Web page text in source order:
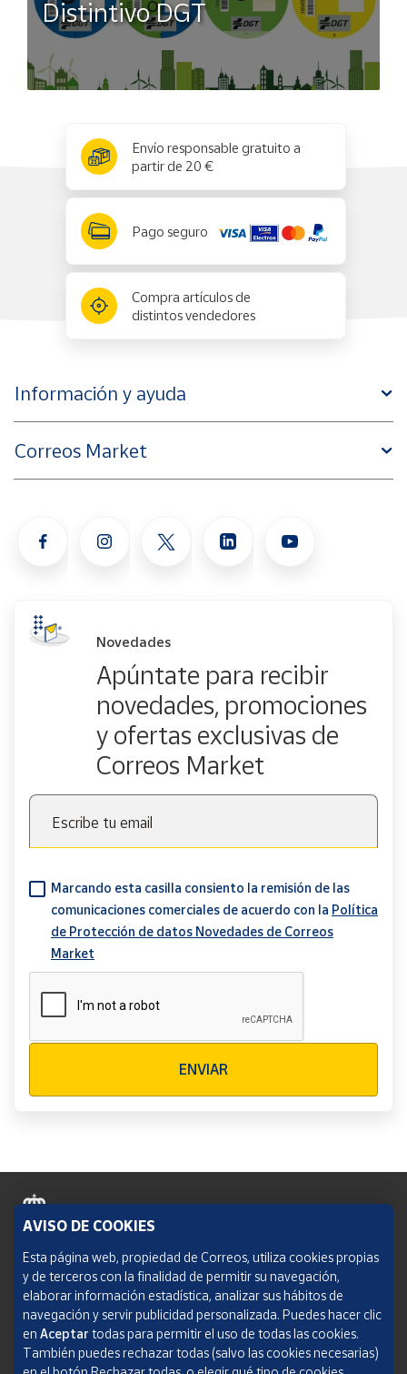
Distintivo DGT
Envío responsable gratuito a
partir de 20 €
Pago seguro
Compra artículos de
distintos vendedores
Información y ayuda
Correos Market
Novedades
Apúntate para recibir
novedades, promociones
y ofertas exclusivas de
Correos Market
Escribe tu email
Marcando esta casilla consiento la remisión de las
comunicaciones comerciales de acuerdo con la Política
de Protección de datos Novedades de Correos
Market
ENVIAR
Política de cookies
Aviso legal
Condiciones del servicio
Política de Privacidad Web
AVISO DE COOKIES
Esta página web, propiedad de Correos, utiliza cookies propias
y de terceros con la finalidad de permitir su navegación,
elaborar información estadística, analizar sus hábitos de
navegación y servir publicidad personalizada. Puedes hacer clic
en Aceptar todas para permitir el uso de todas las cookies.
También puedes rechazar todas (salvo las cookies necesarias)